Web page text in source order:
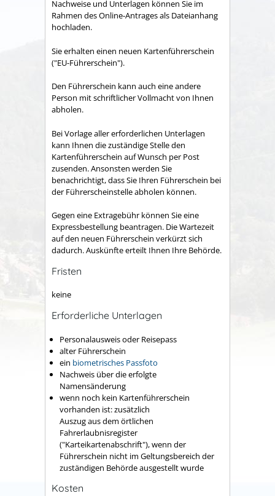
Nachweise und Unterlagen können Sie im
Rahmen des Online-Antrages als Dateianhang
hochladen.
Sie erhalten einen neuen Kartenführerschein
("EU-Führerschein").
Den Führerschein kann auch eine andere
Person mit schriftlicher Vollmacht von Ihnen
abholen.
Bei Vorlage aller erforderlichen Unterlagen
kann Ihnen die zuständige Stelle den
Kartenführerschein auf Wunsch per Post
zusenden. Ansonsten werden Sie
benachrichtigt, dass Sie Ihren Führerschein bei
der Führerscheinstelle abholen können.
Gegen eine Extragebühr können Sie eine
Expressbestellung beantragen. Die Wartezeit
auf den neuen Führerschein verkürzt sich
dadurch. Auskünfte erteilt Ihnen Ihre Behörde.
Fristen
keine
Erforderliche Unterlagen
Personalausweis oder Reisepass
alter Führerschein
ein biometrisches Passfoto
Nachweis über die erfolgte
Namensänderung
wenn noch kein Kartenführerschein
vorhanden ist: zusätzlich
Auszug aus dem örtlichen
Fahrerlaubnisregister
("Karteikartenabschrift"), wenn der
Führerschein nicht im Geltungsbereich der
zuständigen Behörde ausgestellt wurde
Kosten